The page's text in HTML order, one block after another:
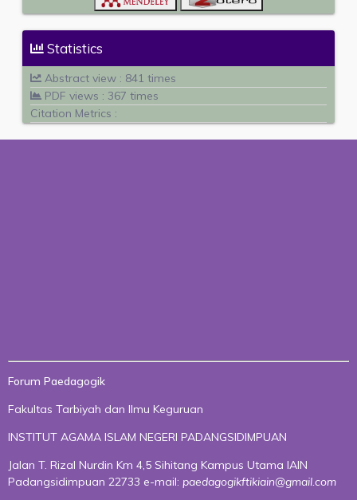
Statistics
Abstract view : 841 times
PDF views : 367 times
Citation Metrics :
Forum Paedagogik
Fakultas Tarbiyah dan Ilmu Keguruan
INSTITUT AGAMA ISLAM NEGERI PADANGSIDIMPUAN
Jalan T. Rizal Nurdin Km 4,5 Sihitang Kampus Utama IAIN
Padangsidimpuan 22733 e-mail: paedagogikftikiain@gmail.com